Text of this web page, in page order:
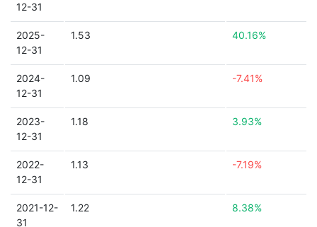
12-31
2025-
12-31
1.53 40.16%
2024-
12-31
1.09 -7.41%
2023-
12-31
1.18 3.93%
2022-
12-31
1.13 -7.19%
2021-12-
31
1.22 8.38%